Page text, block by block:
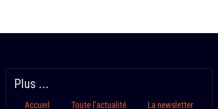
Plus ...
Accueil Toute l'actualité La newsletter